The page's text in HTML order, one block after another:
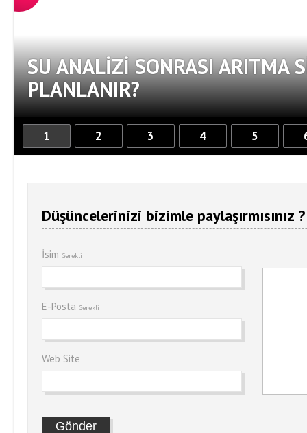
SU ANALIZI SONRASI ARITMA
PLANLANIR?
1 2 3 4 5
Düşüncelerinizi bizimle paylaşırmısınız ?
İsim Gerekli
E-Posta Gerekli
Web Site